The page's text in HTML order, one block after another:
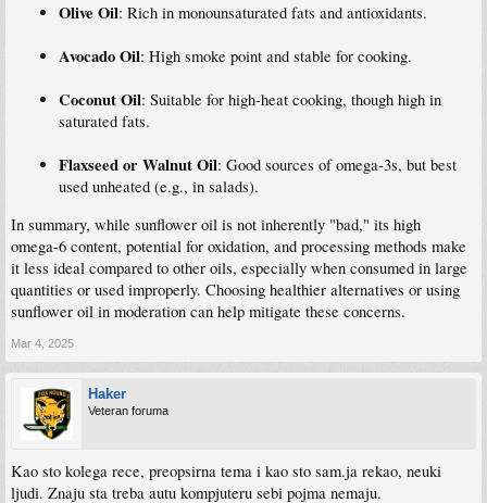
Olive Oil: Rich in monounsaturated fats and antioxidants.
Avocado Oil: High smoke point and stable for cooking.
Coconut Oil: Suitable for high-heat cooking, though high in
saturated fats.
Flaxseed or Walnut Oil: Good sources of omega-3s, but best
used unheated (e.g., in salads).
In summary, while sunflower oil is not inherently "bad," its high
omega-6 content, potential for oxidation, and processing methods make
it less ideal compared to other oils, especially when consumed in large
quantities or used improperly. Choosing healthier alternatives or using
sunflower oil in moderation can help mitigate these concerns.
Mar 4, 2025
Haker
Veteran foruma
Kao sto kolega rece, preopsirna tema i kao sto sam.ja rekao, neuki
ljudi. Znaju sta treba autu kompjuteru sebi pojma nemaju.